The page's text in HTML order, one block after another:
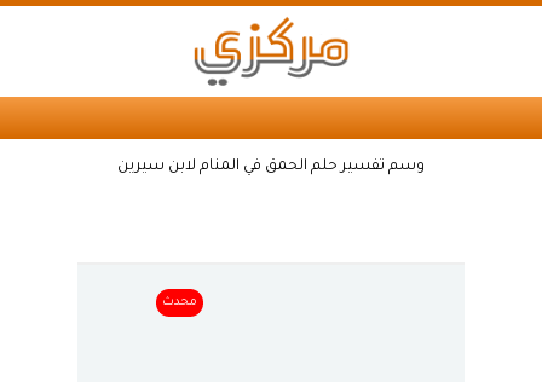
وسم تفسير حلم الحمق في المنام لابن سيرين
محدث